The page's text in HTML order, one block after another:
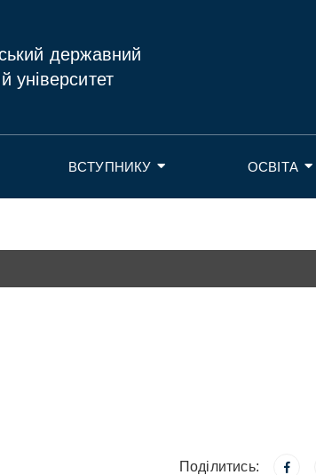
державний
університет
ВСТУПНИКУ ОСВІТА
Поділитись: